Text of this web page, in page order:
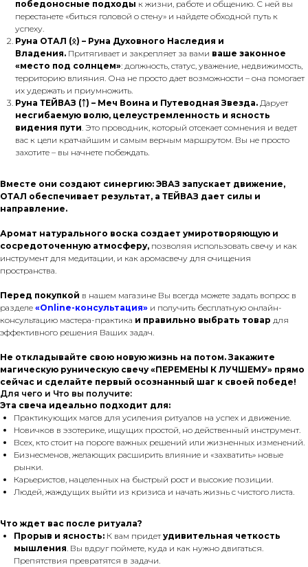
победоносные подходы к жизни, работе и общению. С ней вы
перестанете «биться головой о стену» и найдете обходной путь к
успеху.
Руна ОТАЛ (ᛟ) – Руна Духовного Наследия и
Владения. Притягивает и закрепляет за вами ваше законное
«место под солнцем»: должность, статус, уважение, недвижимость,
территорию влияния. Она не просто дает возможности – она помогает
их удержать и приумножить.
Руна ТЕЙВАЗ (ᛏ) – Меч Воина и Путеводная Звезда. Дарует
несгибаемую волю, целеустремленность и ясность
видения пути. Это проводник, который отсекает сомнения и ведет
вас к цели кратчайшим и самым верным маршрутом. Вы не просто
захотите – вы начнете побеждать.
Вместе они создают синергию: ЭВАЗ запускает движение,
ОТАЛ обеспечивает результат, а ТЕЙВАЗ дает силы и
направление.
Аромат натурального воска создает умиротворяющую и
сосредоточенную атмосферу, позволяя использовать свечу и как
инструмент для медитации, и как аромасвечу для очищения
пространства.
Перед покупкой в нашем магазине Вы всегда можете задать вопрос в
разделе «Online-консультация» и получить бесплатную онлайн-
консультацию мастера-практика и правильно выбрать товар для
эффективного решения Ваших задач.
Не откладывайте свою новую жизнь на потом. Закажите
магическую руническую свечу «ПЕРЕМЕНЫ К ЛУЧШЕМУ» прямо
сейчас и сделайте первый осознанный шаг к своей победе!
Для чего и Что вы получите:
Эта свеча идеально подходит для:
Практикующих магов для усиления ритуалов на успех и движение.
Новичков в эзотерике, ищущих простой, но действенный инструмент.
Всех, кто стоит на пороге важных решений или жизненных изменений.
Бизнесменов, желающих расширить влияние и «захватить» новые
рынки.
Карьеристов, нацеленных на быстрый рост и высокие позиции.
Людей, жаждущих выйти из кризиса и начать жизнь с чистого листа.
Что ждет вас после ритуала?
Прорыв и ясность: К вам придетудивительная четкость
мышления. Вы вдруг поймете, куда и как нужно двигаться.
Препятствия превратятся в задачи.